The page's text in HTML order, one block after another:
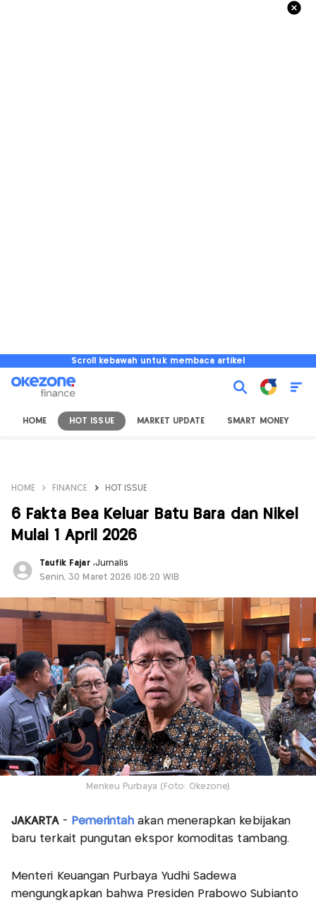
Scroll kebawah untuk membaca artikel
HOME HOT ISSUE MARKET UPDATE SMART MONEY
HOME FINANCE HOT ISSUE
6 Fakta Bea Keluar Batu Bara dan Nikel
Mulai 1 April 2026
Taufik Fajar ,Jurnalis
Senin, 30 Maret 2026 |08:20 WIB
Menkeu Purbaya (Foto: Okezone)
JAKARTA- Pemerintah akan menerapkan kebijakan
baru terkait pungutan ekspor komoditas tambang.
Menteri Keuangan Purbaya Yudhi Sadewa
mengungkapkan bahwa Presiden Prabowo Subianto